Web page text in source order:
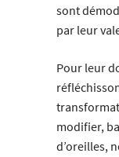
sont
par leur
Pour leur
modifier,
d’oreilles,